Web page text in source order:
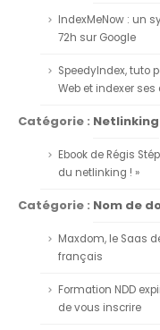
IndexMeNow : un
72h sur Google
SpeedyIndex, tuto
Web et indexer
Catégorie : Netlinking
Ebook de Régis
du netlinking ! »
Catégorie : Nom de
Maxdom, le Saas
français
Formation NDD
de vous inscrire